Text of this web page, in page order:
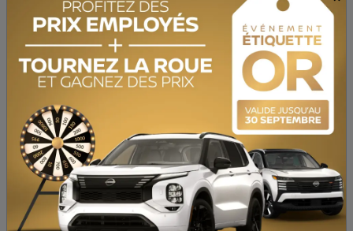
SPÉCIFICATIONS
ANNÉE : 2021
124 849 km
TRANSMISSION : Automatique
MOTRICITÉ : Traction avant
MOTEUR : 4 Cylindres
MOTEUR (L) : 2.0